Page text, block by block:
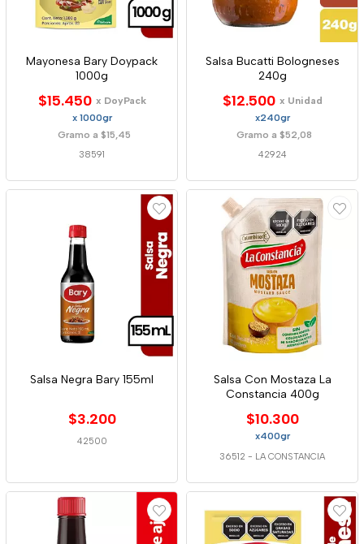
Mayonesa Bary Doypack
1000g
$15.450 x DoyPack
x 1000gr
Gramo a $15,45
38591
Salsa Bucatti Bologneses
240g
$12.500 x Unidad
x240gr
Gramo a $52,08
42924
Salsa Negra Bary 155ml
$3.200
42500
Salsa Con Mostaza La
Constancia 400g
$10.300
x400gr
36512 - LA CONSTANCIA